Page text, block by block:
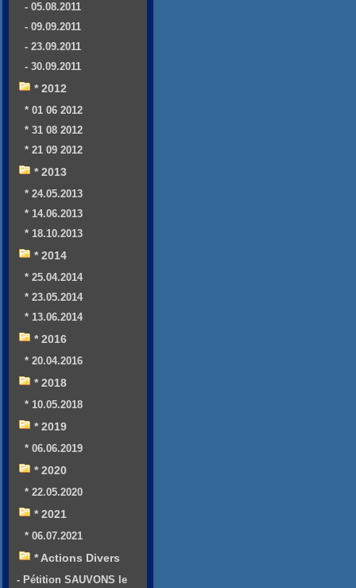
- 05.08.2011
- 09.09.2011
- 23.09.2011
- 30.09.2011
* 2012
* 01 06 2012
* 31 08 2012
* 21 09 2012
* 2013
* 24.05.2013
* 14.06.2013
* 18.10.2013
* 2014
* 25.04.2014
* 23.05.2014
* 13.06.2014
* 2016
* 20.04.2016
* 2018
* 10.05.2018
* 2019
* 06.06.2019
* 2020
* 22.05.2020
* 2021
* 06.07.2021
* Actions Divers
- Pétition SAUVONS le